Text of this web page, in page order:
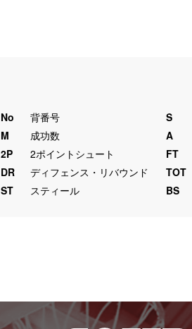
No 背番号 S
M 成功数 A
2P 2ポイントシュート FT
DR ディフェンス・リバウンド TOT
ST スティール BS